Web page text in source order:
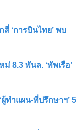
‘การบินไทย’ พบ
ม่ 8.3 พันล. ‘ทัพเรือ’
ผู้ทำแผน-ที่ปรึกษาฯ’ 5